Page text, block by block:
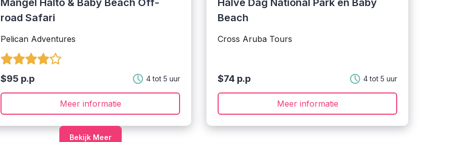
Mangel Halto & Baby Beach Off-
road Safari
Pelican Adventures
$95 p.p 4 tot 5 uur
Meer informatie
Halve Dag National Park en Baby
Beach
Cross Aruba Tours
$74 p.p 4 tot 5 uur
Meer informatie
Bekijk Meer